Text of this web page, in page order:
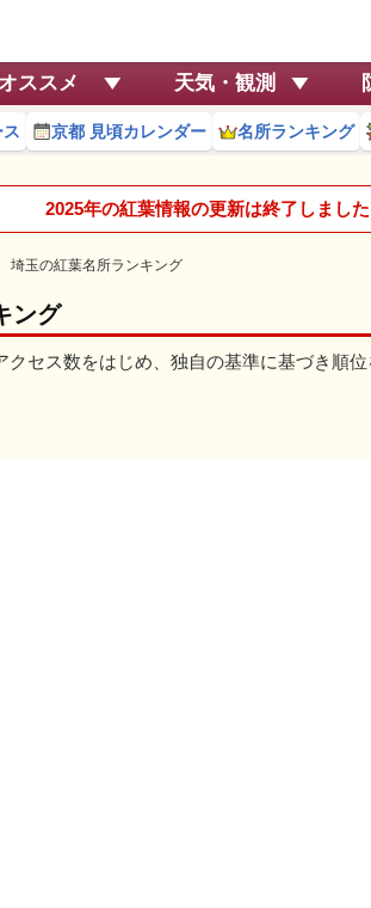
オススメ 天気・観測
京都 見頃カレンダー 名所ランキング
2025年の紅葉情報の更新は終了しまし
埼玉の紅葉名所ランキング
ング
セス数をはじめ、独自の基準に基づき順位